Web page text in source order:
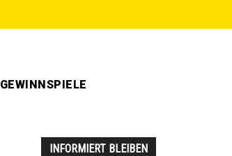
GEWINNSPIELE
INFORMIERT BLEIBEN